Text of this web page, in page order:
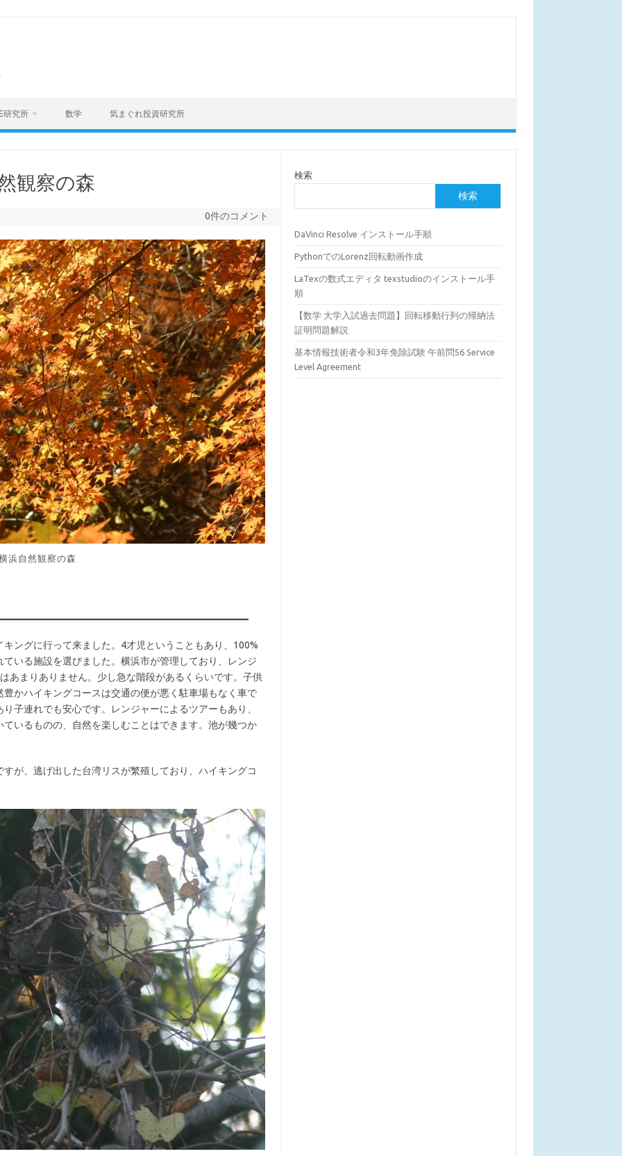
研究所 数学 気まぐれ投資研究所
観察の森
0件のコメント
浜自然観察の森
ングに行って来ました。4才児ということもあり、100%
いる施設を選びました。横浜市が管理しており、レンジ
あまりありません。少し急な階段があるくらいです。子供
かハイキングコースは交通の便が悪く駐車場もなく車で
子連れでも安心です。レンジャーによるツアーもあり、
いるものの、自然を楽しむことはできます。池が幾つか
が、逃げ出した台湾リスが繁殖しており、ハイキングコ
検索
検索
DaVinci Resolve インストール手順
PythonでのLorenz回転動画作成
LaTexの数式エディタ texstudioのインストール手
順
【数学 大学入試過去問題】回転移動行列の帰納法
証明問題解説
基本情報技術者令和3年免除試験 午前問56 Service
Level Agreement